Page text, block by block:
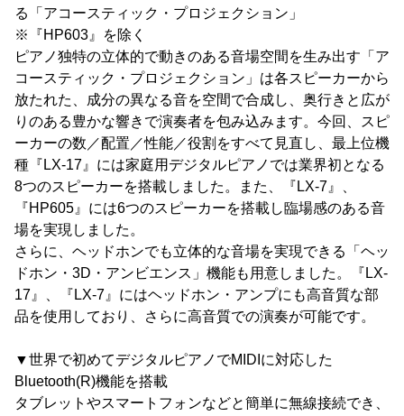
る「アコースティック・プロジェクション」
※『HP603』を除く
ピアノ独特の立体的で動きのある音場空間を生み出す「ア
コースティック・プロジェクション」は各スピーカーから
放たれた、成分の異なる音を空間で合成し、奥行きと広が
りのある豊かな響きで演奏者を包み込みます。今回、スピ
ーカーの数／配置／性能／役割をすべて見直し、最上位機
種『LX-17』には家庭用デジタルピアノでは業界初となる
8つのスピーカーを搭載しました。また、『LX-7』、
『HP605』には6つのスピーカーを搭載し臨場感のある音
場を実現しました。
さらに、ヘッドホンでも立体的な音場を実現できる「ヘッ
ドホン・3D・アンビエンス」機能も用意しました。『LX-
17』、『LX-7』にはヘッドホン・アンプにも高音質な部
品を使用しており、さらに高音質での演奏が可能です。
▼世界で初めてデジタルピアノでMIDIに対応した
Bluetooth(R)機能を搭載
タブレットやスマートフォンなどと簡単に無線接続でき、